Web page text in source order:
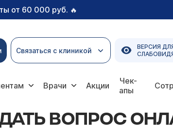
от 60 000 руб. 🔥
Связаться с клиникой
ВЕРСИЯ
Врачи Акции
Чек-
апы
ВОПРОС